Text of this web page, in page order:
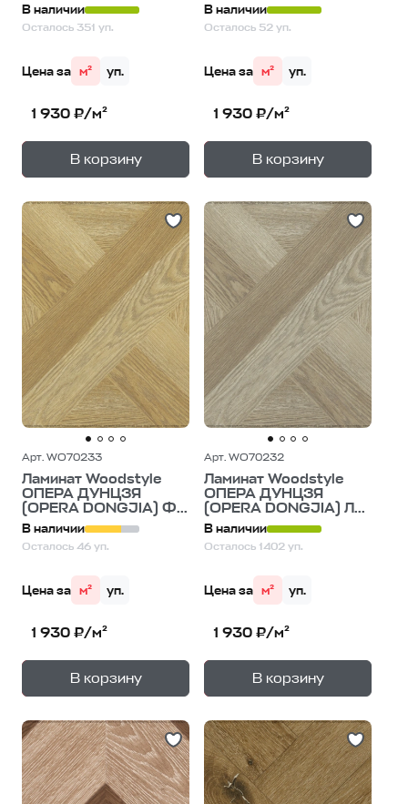
В наличии
Осталось 351 уп.
Цена за м² уп.
1 930 ₽/м²
В корзину
— 1уп.
В наличии
Осталось 52 уп.
Цена за м² уп.
1 930 ₽/м²
В корзину
— 1уп.
Арт. WO70233
Ламинат Woodstyle
ОПЕРА ДУНЦЗЯ
(OPERA DONGJIA) Ф...
В наличии
Осталось 46 уп.
Цена за м² уп.
1 930 ₽/м²
В корзину
— 1уп.
Арт. WO70232
Ламинат Woodstyle
ОПЕРА ДУНЦЗЯ
(OPERA DONGJIA) Л...
В наличии
Осталось 1402 уп.
Цена за м² уп.
1 930 ₽/м²
В корзину
— 1уп.